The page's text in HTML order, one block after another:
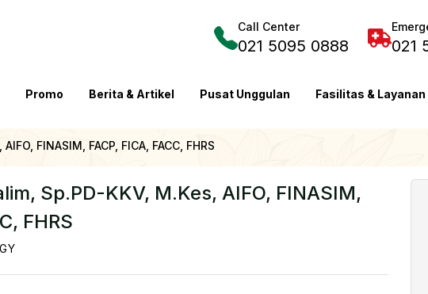
Call Center
021 5095 0888 021
Promo Berita & Artikel Pusat Unggulan Fasilitas & Layanan
FINASIM, FACP, FICA, FACC, FHRS
Sp.PD-KKV, M.Kes, AIFO, FINASIM,
FHRS